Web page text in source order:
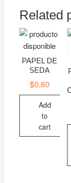
Related
PAPEL DE
SEDA
$0,60
Add
to
cart